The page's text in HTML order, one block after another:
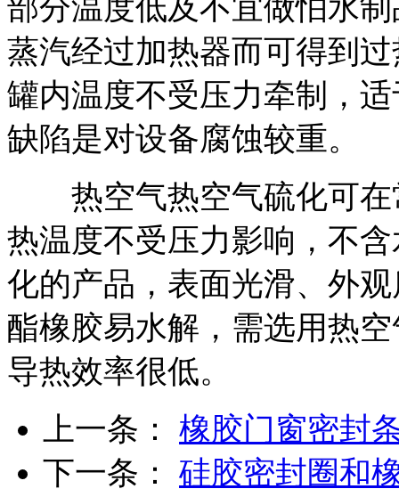
部分温度低及不宜做怕水
蒸汽经过加热器而可得到
罐内温度不受压力牵制，
缺陷是对设备腐蚀较重。
热空气热空气硫化可在
热温度不受压力影响，不
化的产品，表面光滑、外
酯橡胶易水解，需选用热
导热效率很低。
上一条：
橡胶门窗密封
下一条：
硅胶密封圈和